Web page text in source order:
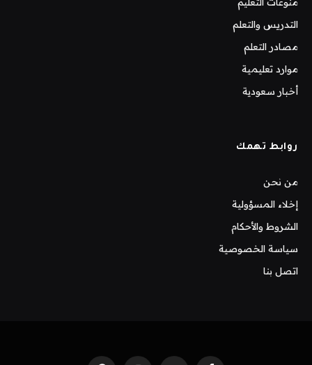
التدريس والتعلم
مصادر التعلم
موارد تعليمية
أخبار سعودية
روابط تهمك
من نحن
إخلاء المسؤولية
الشروط والأحكام
سياسة الخصوصية
اتصل بنا